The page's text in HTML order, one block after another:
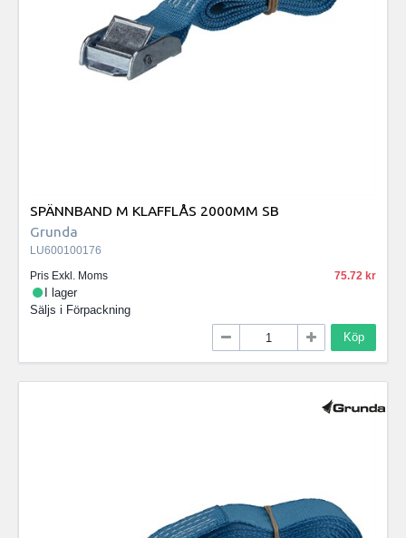
SPÄNNBAND M KLAFFLÅS 2000MM SB
Grunda
LU600100176
Pris Exkl. Moms
75.72
I lager
Säljs i Förpackning
Köp